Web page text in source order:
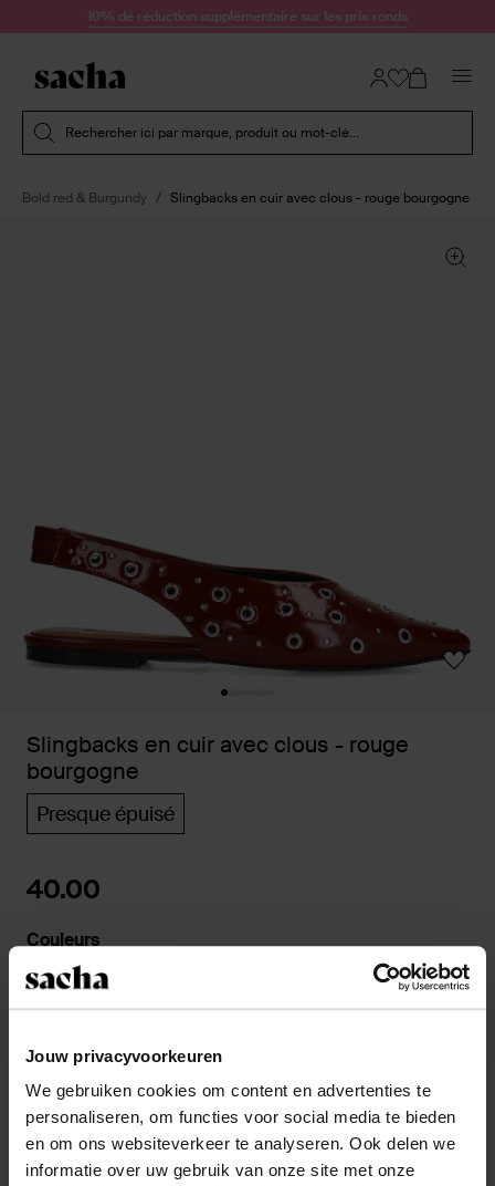
Jouw privacyvoorkeuren
We gebruiken cookies om content en advertenties te
personaliseren, om functies voor social media te bieden
en om ons websiteverkeer te analyseren. Ook delen we
informatie over uw gebruik van onze site met onze
Passer au contenu10% de réduction supplémentaire sur les prix ronds
Rechercher ici par marque, produit ou mot-clé...
Bold red & Burgundy Slingbacks en cuir avec clous - rouge bourgogne
Slingbacks en cuir avec clous - rouge
bourgogne
Presque épuisé
40.00
Couleurs
Sélectionnez votre taille
Service d'assistance
Délai de rétractation de 14 jours